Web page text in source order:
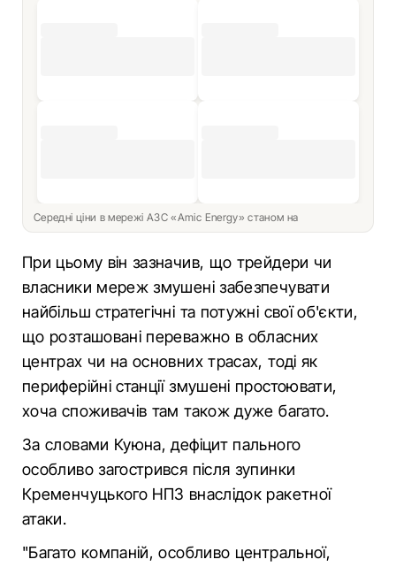
Середні ціни в мережі АЗС «Amic Energy» станом на
При цьому він зазначив, що трейдери чи
власники мереж змушені забезпечувати
найбільш стратегічні та потужні свої об'єкти,
що розташовані переважно в обласних
центрах чи на основних трасах, тоді як
периферійні станції змушені простоювати,
хоча споживачів там також дуже багато.
За словами Куюна, дефіцит пального
особливо загострився після зупинки
Кременчуцького НПЗ внаслідок ракетної
атаки.
"Багато компаній, особливо центральної,